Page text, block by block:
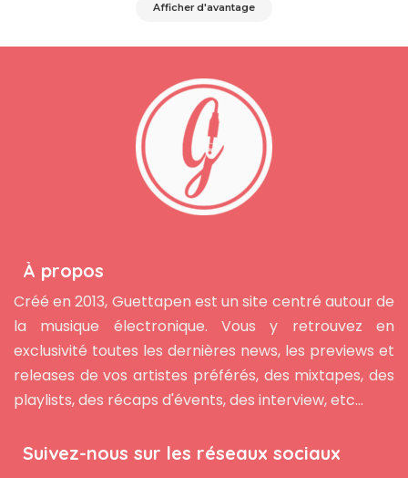
Afficher d'avantage
À propos
Créé en 2013, Guettapen est un site centré autour de
la musique électronique. Vous y retrouvez en
exclusivité toutes les dernières news, les previews et
releases de vos artistes préférés, des mixtapes, des
playlists, des récaps d'évents, des interview, etc...
Suivez-nous sur les réseaux sociaux